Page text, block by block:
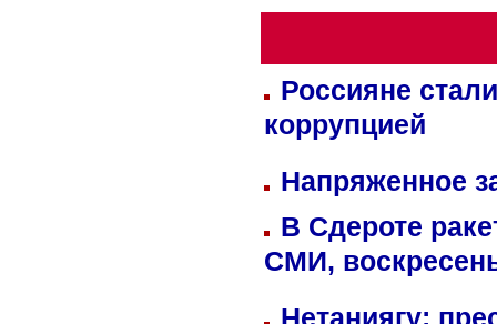
Россияне
коррупцией
Напряженное
В Сдероте
СМИ,